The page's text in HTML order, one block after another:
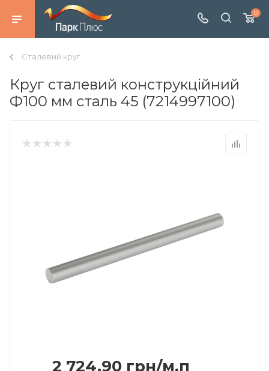
0
Сталевий круг
Круг сталевий конструкційний
Ф100 мм сталь 45 (7214997100)
2 724.90 грн/м.п